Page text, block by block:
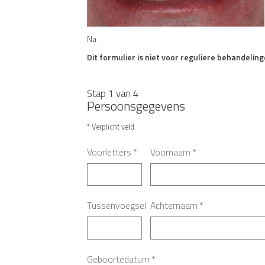
Na
Dit formulier is niet voor reguliere
Stap 1 van 4
Persoonsgegevens
* Verplicht veld.
Voorletters * Voornaam *
Tussenvoegsel Achternaam *
Geboortedatum *